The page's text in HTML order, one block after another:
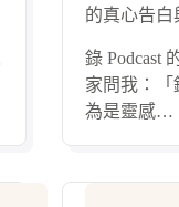
的真心告白
錄 Podcast
家問我：「
為是靈感…